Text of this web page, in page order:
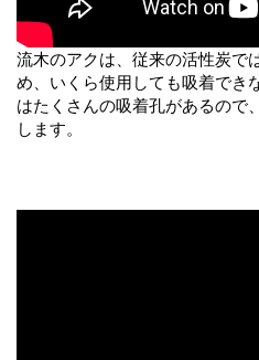
流木のアクは、従来の活性炭で
め、いくら使用しても吸着でき
はたくさんの吸着孔があるので
します。